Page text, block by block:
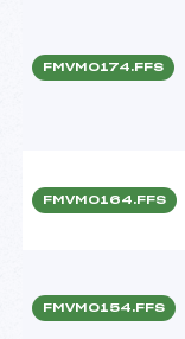
FMVM0174.FFS
FMVM0164.FFS
FMVM0154.FFS